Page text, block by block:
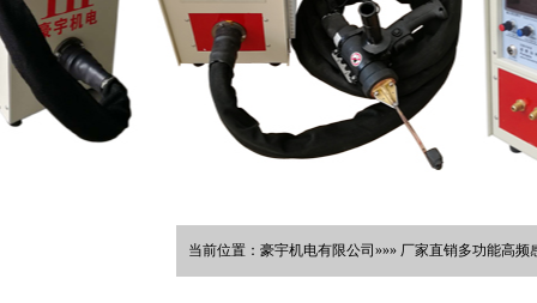
当前位置：豪宇机电有限公司»»» 厂家直销多功能高频